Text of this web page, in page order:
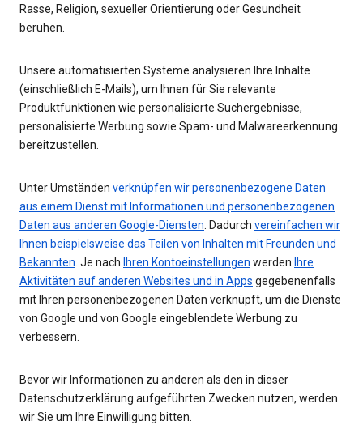
Rasse, Religion, sexueller Orientierung oder Gesundheit
beruhen.
Unsere automatisierten Systeme analysieren Ihre Inhalte
(einschließlich E-Mails), um Ihnen für Sie relevante
Produktfunktionen wie personalisierte Suchergebnisse,
personalisierte Werbung sowie Spam- und Malwareerkennung
bereitzustellen.
Unter Umständen verknüpfen wir personenbezogene Daten
aus einem Dienst mit Informationen und personenbezogenen
Daten aus anderen Google-Diensten. Dadurch vereinfachen wir
Ihnen beispielsweise das Teilen von Inhalten mit Freunden und
Bekannten. Je nach Ihren Kontoeinstellungen werden Ihre
Aktivitäten auf anderen Websites und in Apps gegebenenfalls
mit Ihren personenbezogenen Daten verknüpft, um die Dienste
von Google und von Google eingeblendete Werbung zu
verbessern.
Bevor wir Informationen zu anderen als den in dieser
Datenschutzerklärung aufgeführten Zwecken nutzen, werden
wir Sie um Ihre Einwilligung bitten.